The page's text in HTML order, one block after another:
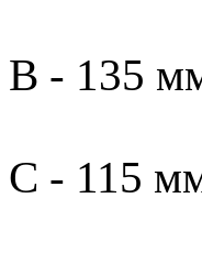
B - 135
C - 115